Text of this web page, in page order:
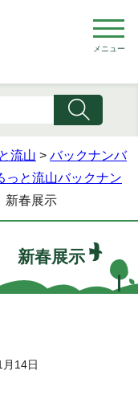
メニュー
流山 > バックナンバ
っと流山バックナン
春展示
新春展示
14日